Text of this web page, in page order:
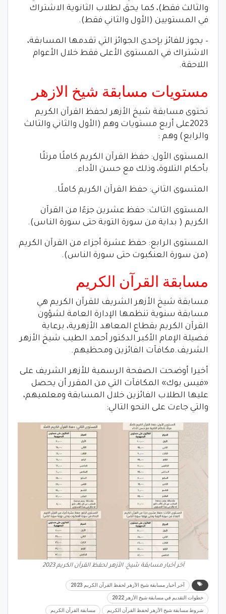
والثالث فقط)، كما يحق لطلاب الثانوية الاشتراك
في المستويين (الأول والثاني فقط).
– يجوز للفائز بإحدى الجوائز التي تقدمها المسابقة،
الاشتراك في المستوى الأعلى فقط خلال الأعوام
اللاحقة.
مستويات مسابقة شيخ الازهر
تحتوى مسابقة شيخ الأزهر لحفظ القرآن الكريم
2023على أربع مستويات وهم (الأول والثاني والثالث
والرابع) وهم :
المستوى الأول: حفظ القرآن الكريم كاملًا مرتلًا
بأحكام التلاوة، وذلك مع حسن الأداء.
المتسوى الثاني: حفظ القرآن الكريم كاملًا.
المستوى الثالث: حفظ عشرين جزءًا من القرآن
الكريم ( بداية من سورة التوبة حتى سورة الناس).
المستوى الرابع: حفظ عشرة أجزاء من القرآن الكريم
(من سورة العنكبوت حتى سورة الناس).
مسابقة القرآن الكريم
مسابقة شيخ الأزهر الشريف للقرآن الكريم هي
مسابقة سنوية تنظمها الإدارة العامة لشؤون
القرآن الكريم بقطاع المعاهد الأزهرية، برعاية
فضيلة الإمام الأكبر الدكتور أحمد الطيب شيخ الأزهر
الشريف.مكافآت الفائزين ومحظيهم.
أخيرا أوضحت الصفحة الرسمية للأزهر الشريف على
«فيس بوك» المكافآت التي من المقرر أن يحصل
عليها الطلاب الفائزين خلال المسابقة ومعلميهم،
والتي جاءت على النحو التالي:
آخر أخبار مسابقة شيخ. الأزهر لحفظ القرآن الكريم 2023
آخر أخبار مسابقة شيخ الأزهر لحفظ القرآن الكريم 2023
خطوات التقديم في مسابقة شيخ الأزهر 2022
شروط مسابقة شيخ الأزهر لحفظ القرآن الكريم مسابقة القرآن الكريم